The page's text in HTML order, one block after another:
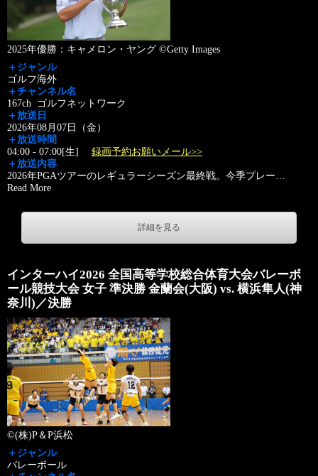
2025年優勝：キャメロン・ヤング ©Getty Images
＋ジャンル
ゴルフ海外
＋チャンネル名
167ch ゴルフネットワーク
＋放送日
2026年08月07日（金）
＋放送時間
04:00 - 07:00[生] 録画予約お願いメール>>
＋放送内容
2026年PGAツアーのレギュラーシーズン最終戦。今季プレー…
Read More
詳細を見る
インターハイ2026 全国高等学校総合体育大会バレーボ
ール競技大会 女子 準決勝 金蘭会(大阪) vs. 横浜隼人(神
奈川)／決勝
©(株)P＆P浜松
＋ジャンル
バレーボール